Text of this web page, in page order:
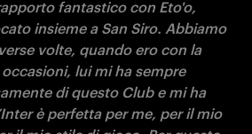
fantastico con Eto'o,
insieme a San Siro. Abbiamo
volte, quando ero con la
lui mi ha sempre
di questo Club e mi ha
è perfetta per me, per il mio